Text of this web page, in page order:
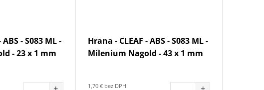
- S083 ML -
- 23 x 1 mm
Hrana - CLEAF - ABS - S083 ML -
Milenium Nagold - 43 x 1 mm
1,70 € bez DPH